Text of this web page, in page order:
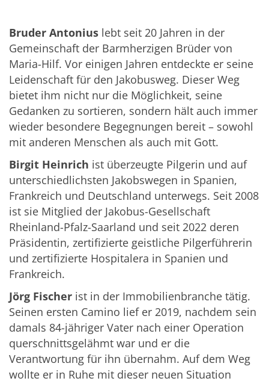
Bruder Antonius lebt seit 20 Jahren in der
Gemeinschaft der Barmherzigen Brüder von
Maria-Hilf. Vor einigen Jahren entdeckte er seine
Leidenschaft für den Jakobusweg. Dieser Weg
bietet ihm nicht nur die Möglichkeit, seine
Gedanken zu sortieren, sondern hält auch immer
wieder besondere Begegnungen bereit – sowohl
mit anderen Menschen als auch mit Gott.
Birgit Heinrich ist überzeugte Pilgerin und auf
unterschiedlichsten Jakobswegen in Spanien,
Frankreich und Deutschland unterwegs. Seit 2008
ist sie Mitglied der Jakobus-Gesellschaft
Rheinland-Pfalz-Saarland und seit 2022 deren
Präsidentin, zertifizierte geistliche Pilgerführerin
und zertifizierte Hospitalera in Spanien und
Frankreich.
Jörg Fischer ist in der Immobilienbranche tätig.
Seinen ersten Camino lief er 2019, nachdem sein
damals 84-jähriger Vater nach einer Operation
querschnittsgelähmt war und er die
Verantwortung für ihn übernahm. Auf dem Weg
wollte er in Ruhe mit dieser neuen Situation